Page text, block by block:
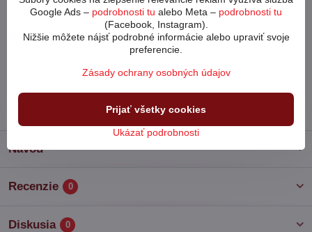
Doplnkové informácie
Rock Shox
Návod
Recenzie 0
Diskusia 0
Google Ads – podrobnosti tu alebo Meta – podrobnosti tu
(Facebook, Instagram).
Nižšie môžete nájsť podrobné informácie alebo upraviť svoje
preferencie.
Zásady ochrany osobných údajov
Ukázať podrobnosti
Prijať všetky cookies